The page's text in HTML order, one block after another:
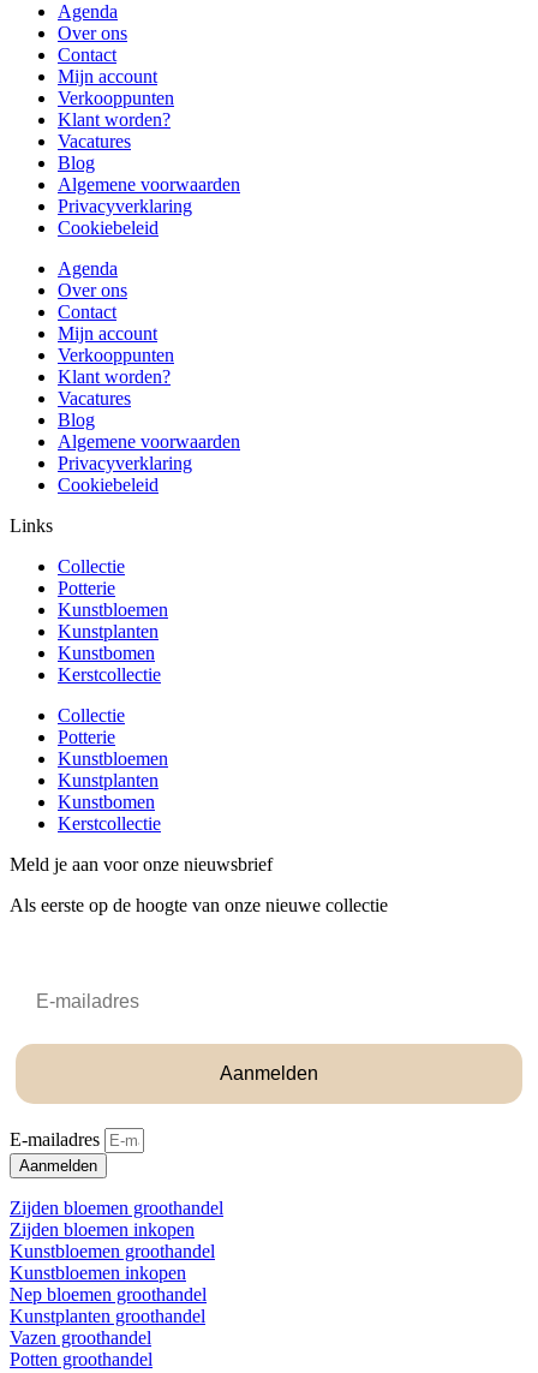
Agenda
Over ons
Contact
Mijn account
Verkooppunten
Klant worden?
Vacatures
Blog
Algemene voorwaarden
Privacyverklaring
Cookiebeleid
Agenda
Over ons
Contact
Mijn account
Verkooppunten
Klant worden?
Vacatures
Blog
Algemene voorwaarden
Privacyverklaring
Cookiebeleid
Links
Collectie
Potterie
Kunstbloemen
Kunstplanten
Kunstbomen
Kerstcollectie
Collectie
Potterie
Kunstbloemen
Kunstplanten
Kunstbomen
Kerstcollectie
Meld je aan voor onze nieuwsbrief
Als eerste op de hoogte van onze nieuwe collectie
Aanmelden
E-mailadres
Aanmelden
Zijden bloemen groothandel
Zijden bloemen inkopen
Kunstbloemen groothandel
Kunstbloemen inkopen
Nep bloemen groothandel
Kunstplanten groothandel
Vazen groothandel
Potten groothandel